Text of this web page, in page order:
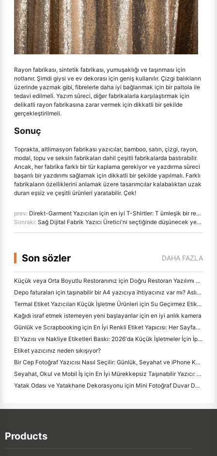
Rayon fabrikası, sintetik fabrikası, yumuşaklığı ve taşınması için
notlanır. Şimdi giysi ve ev dekorası için geniş kullanılır. Çizgi balıkların
üzerinde yazmak gibi, fibrelerle daha iyi bağlanmak için bir paltola ile
tedavi edilmeli. Yazım süreci, diğer fabrikalarla karşılaştırmak için
delikatli rayon fabrikasına zarar vermek için dikkatli bir şekilde
gerçekleştirilmeli.
Sonuç
Toprakta, altlimasyon fabrikası yazıcılar, bamboo, satın, çizgi, rayon,
modal, topu ve seksin fabrikaları dahil çeşitli fabrikalarda bastırabilir.
Ancak, her fabrika farklı bir tür kaplama gerekiyor ve yazdırma süreci
başarılı bir yazdırımı sağlamak için dikkatli bir şekilde yapılmalı. Farklı
fabrikaların özelliklerini anlamak üzere tasarımcılar kalabalıktan uzak
duran eşsiz ve çeşitli ürünleri yaratabilir. Çek!
prev: Direkt-Garment Yazıcıları için en iyi T-Shirtler: T ümleşik bir rehberlik
Sonraki: Sağ Dijital Fabrik Yazıcı Üretici'ni seçtiğinde düşünecek yedi Anahtar Fabrikaları
Son sözler DAHA FAZLA
Küçük veya Orta Boyutlu Restoranınız için Doğru Restoran Yazılımı Nasıl Seçilir
Depo faturaları için taşınabilir bir A4 yazıcıya ihtiyacınız var mı? Aslında ne çalışır
Termal Etiket Yazıcıları Küçük İşletme Ürünleri için Su Geçirmez Etiketler Yapabilir mi?
Kağıdı israf etmek istemeyen yeni başlayanlar için en iyi anlık kamera
Günlük ve Scrapbooking için En İyi Renkli Etiket Yapıcısı: Her Sayfaya Daha Fazla Renk Ekle
El Yazısı ve Nakliye Etiketleri Baskı: 2026'da Küçük İşletmeler İçin İpuçları
Etiket yazıcınız neden sıkışıyor?
Bir Cep Fotoğraf Yazıcısı Nasıl Seçilir: Günlük, Seyahat ve iPhone Kullanıcıları için Tam Bir Kılavuz
Seyahat, Okul ve Mobil İş için En İyi Mürekkepsiz Taşınabilir Yazıcı: Hanin MT620 Pro İnceleme
Yatak Odası ve Yatakhane Dekorasyonu için Mini Fotoğraf Duvar Düzenleme Fikirleri ve İpuçları
Products